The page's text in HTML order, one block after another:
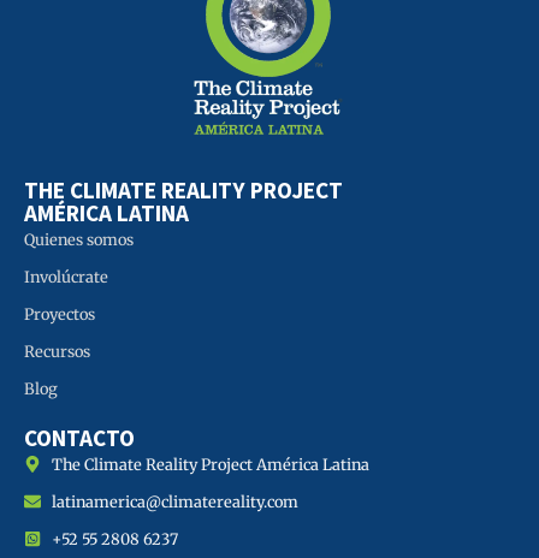
THE CLIMATE REALITY PROJECT
AMÉRICA LATINA
Quienes somos
Involúcrate
Proyectos
Recursos
Blog
CONTACTO
The Climate Reality Project América Latina
latinamerica@climatereality.com
+52 55 2808 6237